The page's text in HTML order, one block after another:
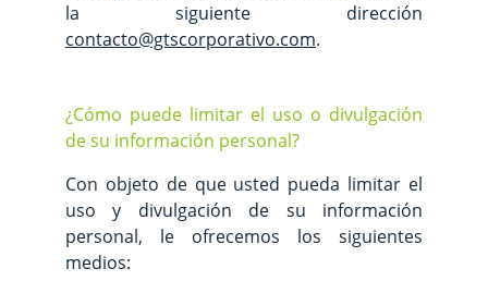
la siguiente dirección
contacto@gtscorporativo.com.
¿Cómo puede limitar el uso o divulgación
de su información personal?
Con objeto de que usted pueda limitar el
uso y divulgación de su información
personal, le ofrecemos los siguientes
medios: